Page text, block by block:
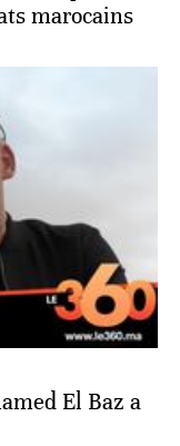
marocains
El Baz a